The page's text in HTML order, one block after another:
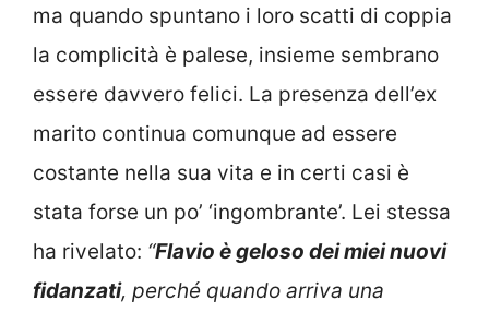
ma quando spuntano i loro scatti di coppia
la complicità è palese, insieme sembrano
essere davvero felici. La presenza dell’ex
marito continua comunque ad essere
costante nella sua vita e in certi casi è
stata forse un po’ ‘ingombrante’. Lei stessa
ha rivelato: “Flavio è geloso dei miei nuovi
fidanzati, perché quando arriva una